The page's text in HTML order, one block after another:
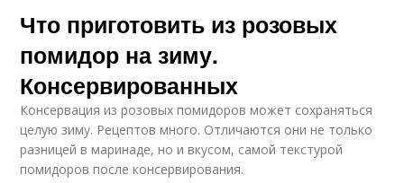
Что приготовить из розовых
помидор на зиму.
Консервированных
Консервация из розовых помидоров может сохраняться
целую зиму. Рецептов много. Отличаются они не только
разницей в маринаде, но и вкусом, самой текстурой
помидоров после консервирования.